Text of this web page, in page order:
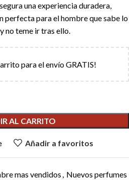
una experiencia duradera,
perfecta para el hombre que sabe lo
no teme ir tras ello.
para el envío GRATIS!
AL CARRITO
Añadir a favoritos
mas vendidos , Nuevos perfumes